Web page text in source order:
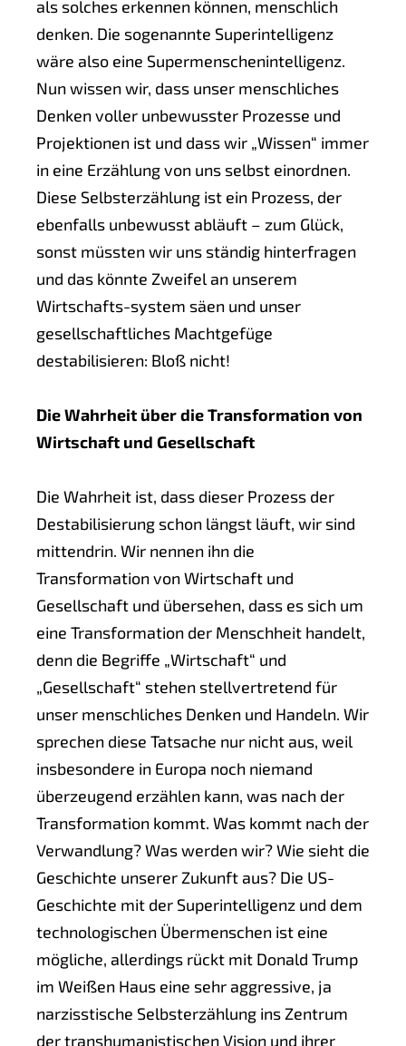
als solches erkennen können, menschlich
denken. Die sogenannte Superintelligenz
wäre also eine Supermenschenintelligenz.
Nun wissen wir, dass unser menschliches
Denken voller unbewusster Prozesse und
Projektionen ist und dass wir „Wissen“ immer
in eine Erzählung von uns selbst einordnen.
Diese Selbsterzählung ist ein Prozess, der
ebenfalls unbewusst abläuft – zum Glück,
sonst müssten wir uns ständig hinterfragen
und das könnte Zweifel an unserem
Wirtschafts-system säen und unser
gesellschaftliches Machtgefüge
destabilisieren: Bloß nicht!
Die Wahrheit über die Transformation von
Wirtschaft und Gesellschaft
Die Wahrheit ist, dass dieser Prozess der
Destabilisierung schon längst läuft, wir sind
mittendrin. Wir nennen ihn die
Transformation von Wirtschaft und
Gesellschaft und übersehen, dass es sich um
eine Transformation der Menschheit handelt,
denn die Begriffe „Wirtschaft“ und
„Gesellschaft“ stehen stellvertretend für
unser menschliches Denken und Handeln. Wir
sprechen diese Tatsache nur nicht aus, weil
insbesondere in Europa noch niemand
überzeugend erzählen kann, was nach der
Transformation kommt. Was kommt nach der
Verwandlung? Was werden wir? Wie sieht die
Geschichte unserer Zukunft aus? Die US-
Geschichte mit der Superintelligenz und dem
technologischen Übermenschen ist eine
mögliche, allerdings rückt mit Donald Trump
im Weißen Haus eine sehr aggressive, ja
narzisstische Selbsterzählung ins Zentrum
der transhumanistischen Vision und ihrer